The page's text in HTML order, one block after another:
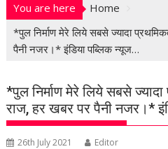
You are here
Home
*पुल निर्माण मेरे लिये सबसे ज्यादा
पैनी नजर।* इंडिया पब्लिक न्यूज…
*पुल निर्माण मेरे लिये सबसे
राज, हर खबर पर पैनी नजर।*
26th July 2021 Editor